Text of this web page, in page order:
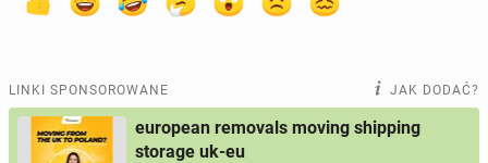
LINKI SPONSOROWANE JAK DODAĆ?
european removals moving shipping
storage uk-eu